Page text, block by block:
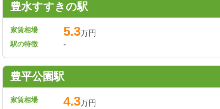
豊水すすきの駅
家賃相場 5.3万円
駅の特徴 -
豊平公園駅
家賃相場 4.3万円